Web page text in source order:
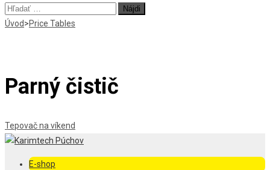
Hľadať:
Úvod>Price Tables
Parný čistič
Navigácia
Tepovač na víkend
E-shop